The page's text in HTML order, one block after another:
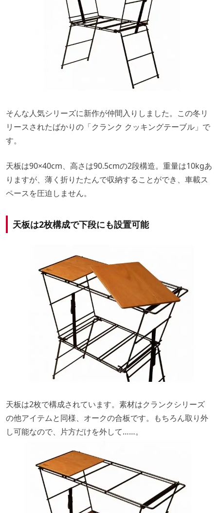
そんな人気シリーズに新作が仲間入りしました。この冬リ
リースされたばかりの「クランク クッキングテーブル」で
す。
天板は90×40cm、高さは90.5cmの2段構造。重量は10kgあ
りますが、薄く折りたたんで収納することができ、車載ス
ペースを圧迫しません。
天板は2枚構成で下段にも設置可能
天板は2枚で構成されています。素材はクランクシリーズ
の他アイテムと同様、オークの合板です。もちろん取り外
し可能なので、片方だけを外して……。